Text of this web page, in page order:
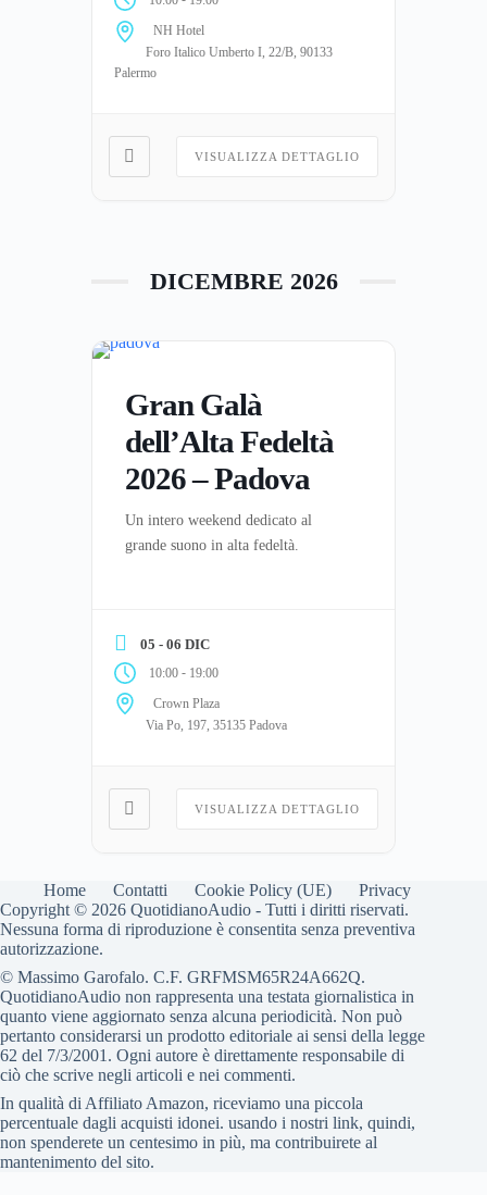
NH Hotel
Foro Italico Umberto I, 22/B, 90133
Palermo
VISUALIZZA DETTAGLIO
DICEMBRE 2026
Gran Galà
dell’Alta Fedeltà
2026 – Padova
Un intero weekend dedicato al
grande suono in alta fedeltà.
05 - 06 DIC
10:00 - 19:00
Crown Plaza
Via Po, 197, 35135 Padova
VISUALIZZA DETTAGLIO
Home Contatti Cookie Policy (UE)
Privacy
Copyright © 2026 QuotidianoAudio - Tutti i diritti riservati.
Nessuna forma di riproduzione è consentita senza preventiva
autorizzazione.
© Massimo Garofalo. C.F. GRFMSM65R24A662Q.
QuotidianoAudio non rappresenta una testata giornalistica in
quanto viene aggiornato senza alcuna periodicità. Non può
pertanto considerarsi un prodotto editoriale ai sensi della legge
62 del 7/3/2001. Ogni autore è direttamente responsabile di
ciò che scrive negli articoli e nei commenti.
In qualità di Affiliato Amazon, riceviamo una piccola
percentuale dagli acquisti idonei. usando i nostri link, quindi,
non spenderete un centesimo in più, ma contribuirete al
mantenimento del sito.